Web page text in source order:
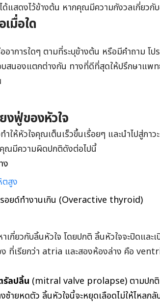
ด้แสดงไว้ข้างต้น หากคุณมีความกังวลเกี่ยวกั
มื่อใด
าการใดๆ ตามที่ระบุข้างต้น หรือมีคำถาม โ
สนองแตกต่างกัน ทางที่ดีที่สุดให้ปรึกษาแพ
งฟู่ของหัวใจ
ให้หัวใจคุณเต็นเร็วขึ้นเรื่อยๆ และนำไปสู่ภาว
ณมีความผิดปกติดังต่อไปนี้
ง
ตสูง
รอยด์ทำงานเกิน (Overactive thyroid)
เกี่ยวกับลิ้นหัวใจ โดยปกติ ลิ้นหัวใจจะปิดและ
ที่เรียกว่า atria และสองห้องล่าง คือ
รัลปลิ้น (mitral valve prolapse) ตามปก
ซ้ายหดตัว ลิ้นหัวใจนี้จะหยุดเลือดไม่ให้ไหลก